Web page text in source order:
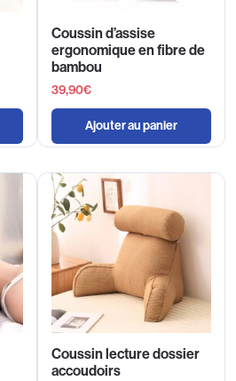
Coussin d’assise
ergonomique en fibre de
bambou
39,90€
Ajouter au panier
Coussin lecture dossier
accoudoirs